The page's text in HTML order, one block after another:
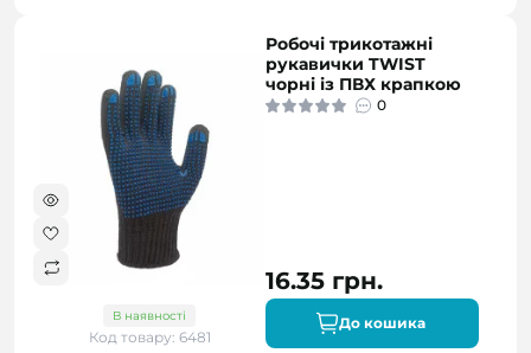
В наявності
Код товару: 6481
Робочі трикотажні
рукавички TWIST
чорні із ПВХ крапкою
0
16.35 грн.
До кошика